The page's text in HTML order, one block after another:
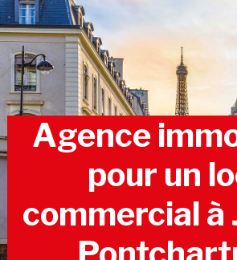
Agence
pour un
commercial à